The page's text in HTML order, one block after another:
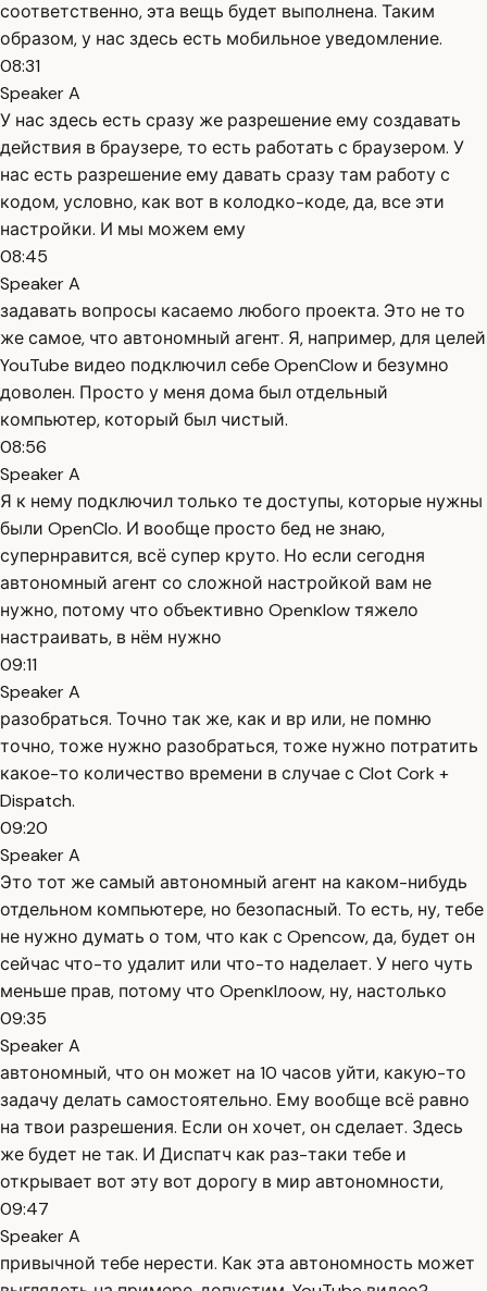
соответственно, эта вещь будет выполнена. Таким
образом, у нас здесь есть мобильное уведомление.
08:31
Speaker A
У нас здесь есть сразу же разрешение ему создавать
действия в браузере, то есть работать с браузером. У
нас есть разрешение ему давать сразу там работу с
кодом, условно, как вот в колодко-коде, да, все эти
настройки. И мы можем ему
08:45
Speaker A
задавать вопросы касаемо любого проекта. Это не то
же самое, что автономный агент. Я, например, для целей
YouTube видео подключил себе OpenClow и безумно
доволен. Просто у меня дома был отдельный
компьютер, который был чистый.
08:56
Speaker A
Я к нему подключил только те доступы, которые нужны
были OpenClo. И вообще просто бед не знаю,
супернравится, всё супер круто. Но если сегодня
автономный агент со сложной настройкой вам не
нужно, потому что объективно Openкlow тяжело
настраивать, в нём нужно
09:11
Speaker A
разобраться. Точно так же, как и вр или, не помню
точно, тоже нужно разобраться, тоже нужно потратить
какое-то количество времени в случае с Clot Cork +
Dispatch.
09:20
Speaker A
Это тот же самый автономный агент на каком-нибудь
отдельном компьютере, но безопасный. То есть, ну, тебе
не нужно думать о том, что как с Opencow, да, будет он
сейчас что-то удалит или что-то наделает. У него чуть
меньше прав, потому что Openкlлоow, ну, настолько
09:35
Speaker A
автономный, что он может на 10 часов уйти, какую-то
задачу делать самостоятельно. Ему вообще всё равно
на твои разрешения. Если он хочет, он сделает. Здесь
же будет не так. И Диспатч как раз-таки тебе и
открывает вот эту вот дорогу в мир автономности,
09:47
Speaker A
привычной тебе нерести. Как эта автономность может